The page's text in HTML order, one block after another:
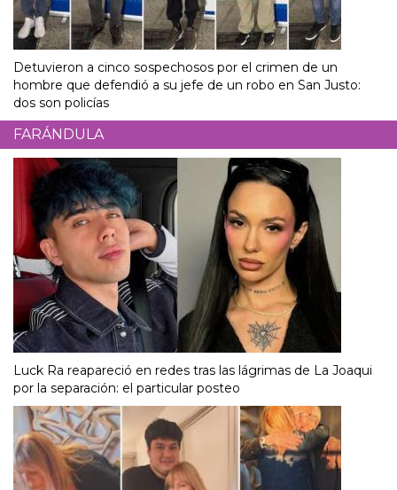
Detuvieron a cinco sospechosos por el crimen de un
hombre que defendió a su jefe de un robo en San Justo:
dos son policías
FARÁNDULA
Luck Ra reapareció en redes tras las lágrimas de La Joaqui
por la separación: el particular posteo